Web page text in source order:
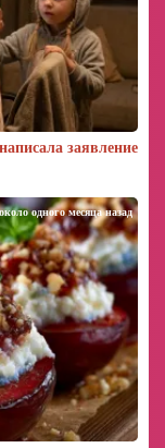
заявление
около одного месяца назад